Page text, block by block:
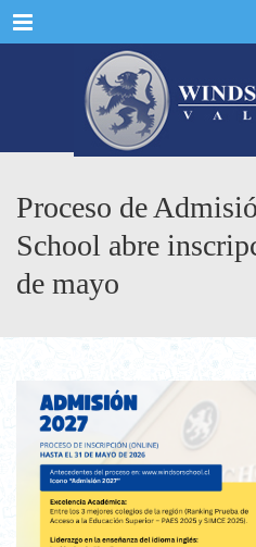
Menu
Proceso de
School abre
de mayo